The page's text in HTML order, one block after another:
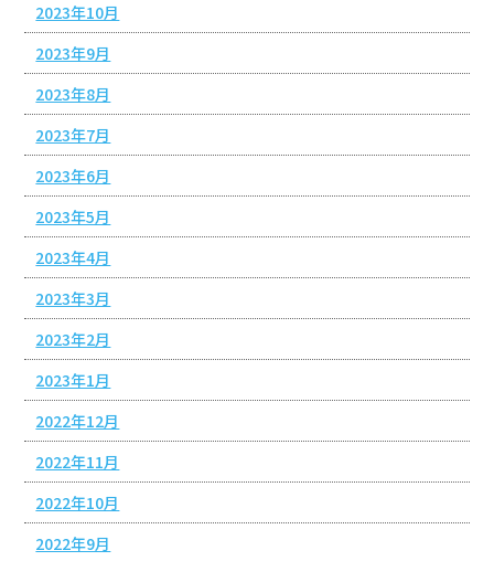
2023年10月
2023年9月
2023年8月
2023年7月
2023年6月
2023年5月
2023年4月
2023年3月
2023年2月
2023年1月
2022年12月
2022年11月
2022年10月
2022年9月